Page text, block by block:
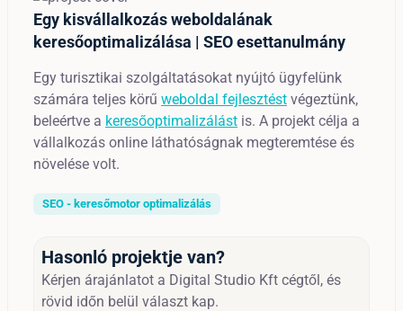
Egy kisvállalkozás weboldalának
keresőoptimalizálása | SEO esettanulmány
Egy turisztikai szolgáltatásokat nyújtó ügyfelünk
számára teljes körű weboldal fejlesztést végeztünk,
beleértve a keresőoptimalizálást is. A projekt célja a
vállalkozás online láthatóságnak megteremtése és
növelése volt.
SEO - keresőmotor optimalizálás
Hasonló projektje van?
Kérjen árajánlatot a Digital Studio Kft cégtől, és
rövid időn belül választ kap.